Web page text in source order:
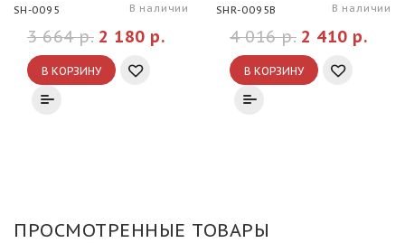
SH-0095 В наличии
2 180 р.
3 664 р.
В КОРЗИНУ
SHR-0095B В наличии
2 410 р.
4 016 р.
В КОРЗИНУ
ПРОСМОТРЕННЫЕ ТОВАРЫ